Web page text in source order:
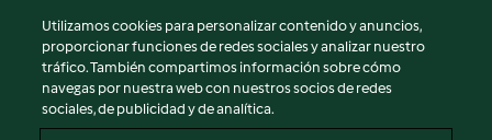
Términos de uso
Política de privacidad
Aviso legal
Información legal
Utilizamos cookies para personalizar contenido y anuncios,
proporcionar funciones de redes sociales y analizar nuestro
tráfico. También compartimos información sobre cómo
navegas por nuestra web con nuestros socios de redes
sociales, de publicidad y de analítica.